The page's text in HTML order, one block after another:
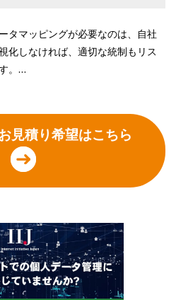
タマッピングが必要なのは、自社
化しなければ、適切な統制もリス
。…
見積り希望はこちら